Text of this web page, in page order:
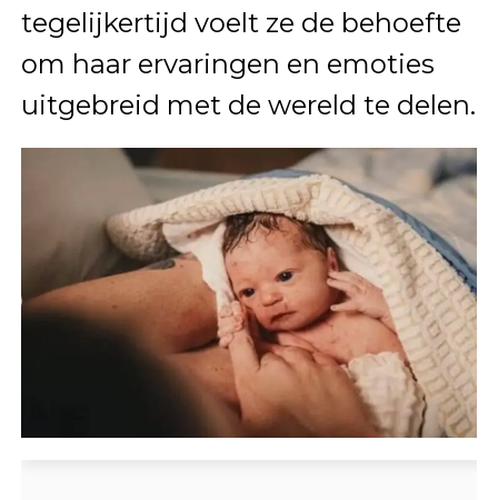
tegelijkertijd voelt ze de behoefte
om haar ervaringen en emoties
uitgebreid met de wereld te delen.